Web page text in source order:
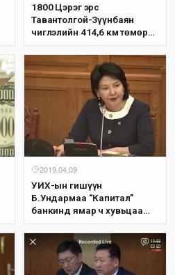
1800 Цэрэг эрс
Тавантолгой-Зүүнбаян
чиглэлийн 414,6 км төмөр
замыг бүтээн байгуулалтыг
өрнүүлэхээр боллоо
2019.04.09
УИХ-ын гишүүн
Б.Ундармаа “Капитал”
банкинд ямар ч хувьцаа
эзэмшдэггүй гэж мэлзэв